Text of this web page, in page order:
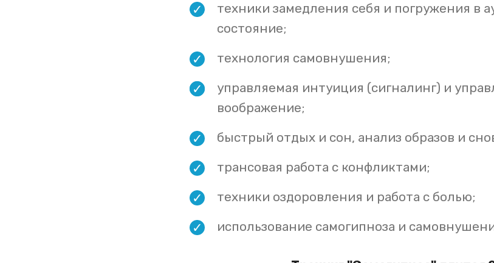
техники замедления себя и погружения в
состояние;
технология самовнушения;
управляемая интуиция (сигналинг) и
воображение;
быстрый отдых и сон, анализ образов и
трансовая работа с конфликтами;
техники оздоровления и работа с болью;
использование самогипноза и